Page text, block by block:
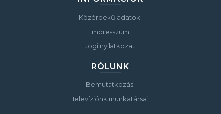
Közérdekű adatok
Impresszum
Jogi nyilatkozat
RÓLUNK
Bemutatkozás
Televíziónk munkatársai